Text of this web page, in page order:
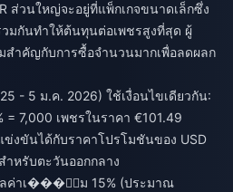
ส่วนใหญ่จะอยู่ที่แพ็กเกจขนาดเล็กซึ่ง
มกันทำให้ต้นทุนต่อเพชรสูงที่สุด ผู้
ำคัญกับการซื้อจำนวนมากเพื่อลดผลก
- 5 ม.ค. 2026) ใช้เงื่อนไขเดียวกัน:
7,000 เพชรในราคา €101.49
ข่งขันได้กับราคาโปรโมชันของ USD
ำหรับตะวันออกกลาง
ลค่าเ���ิ่ม 15% (ประมาณ